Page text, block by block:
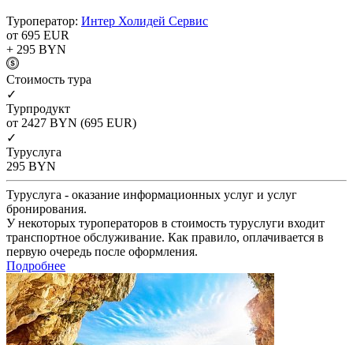
Туроператор: Интер Холидей Сервис
от 695 EUR
+ 295 BYN
Cтоимость тура
✓
Турпродукт
от 2427 BYN (695 EUR)
✓
Туруслуга
295 BYN
Туруслуга - оказание информационных услуг и услуг
бронирования.
У некоторых туроператоров в стоимость туруслуги входит
транспортное обслуживание. Как правило, оплачивается в
первую очередь после оформления.
Подробнее